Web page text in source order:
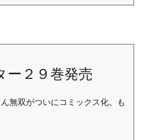
ー２９巻発売
無双がついにコミックス化。も